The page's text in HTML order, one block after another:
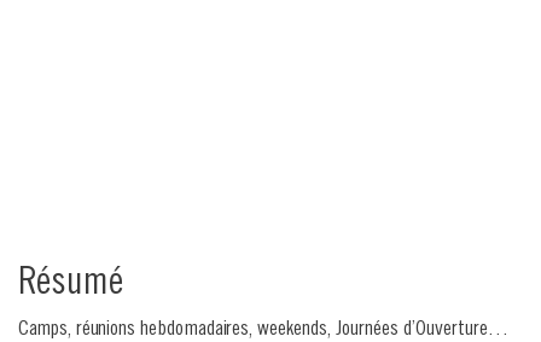
Résumé
Camps, réunions hebdomadaires, weekends, Journées d’Ouverture…